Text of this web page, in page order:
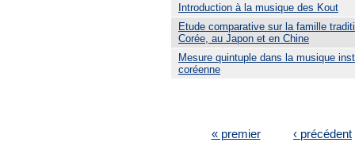
Introduction à la musique des Kout
Etude comparative sur la famille
Corée, au Japon et en Chine
Mesure quintuple dans la musique
coréenne
« premier ‹ précédent